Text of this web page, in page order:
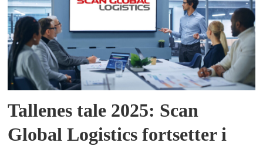
Tallenes tale 2025: Scan
Global Logistics fortsetter i